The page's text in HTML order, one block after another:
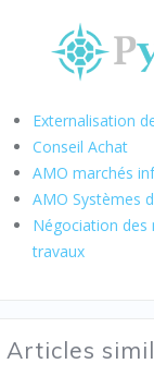
Externalisation
Conseil Achat
AMO marchés
AMO Systèmes
Négociation des
travaux
Articles